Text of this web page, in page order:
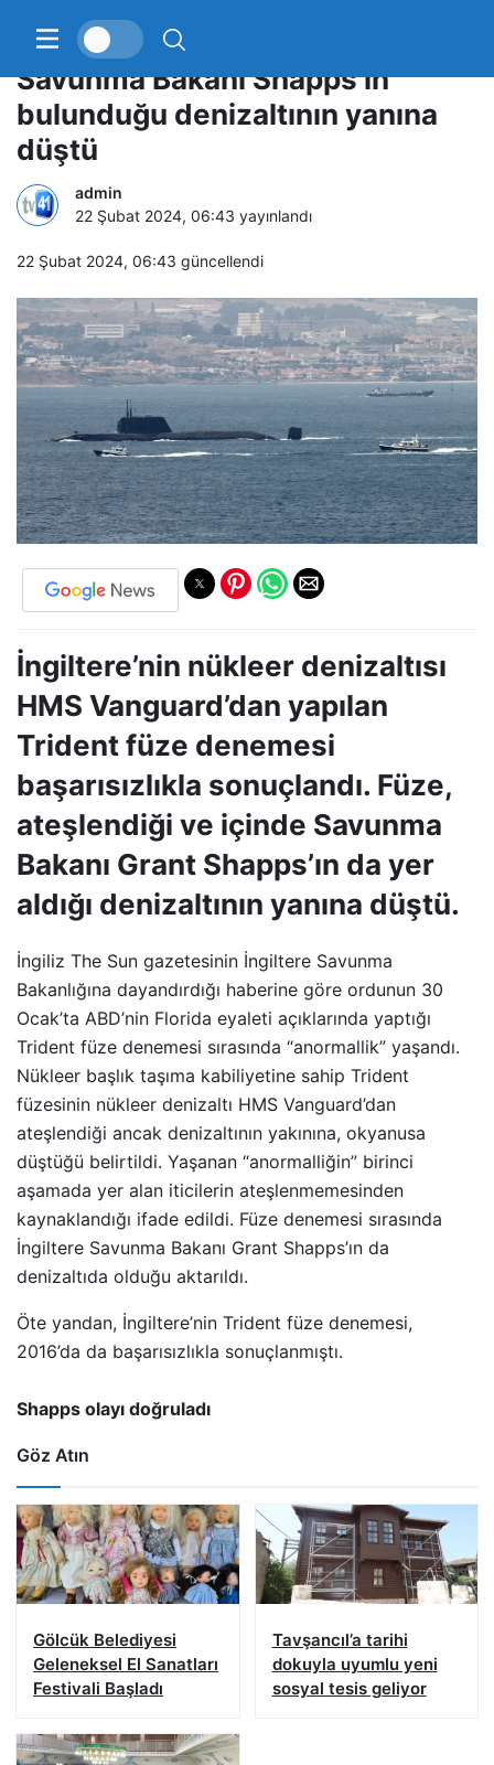
İngiltere’nin test ettiği füze,
Savunma Bakanı Shapps’ın
bulunduğu denizaltının yanına
düştü
admin
22 Şubat 2024, 06:43 yayınlandı
22 Şubat 2024, 06:43 güncellendi
İngiltere’nin nükleer denizaltısı
HMS Vanguard’dan yapılan
Trident füze denemesi
başarısızlıkla sonuçlandı. Füze,
ateşlendiği ve içinde Savunma
Bakanı Grant Shapps’ın da yer
aldığı denizaltının yanına düştü.
İngiliz The Sun gazetesinin İngiltere Savunma
Bakanlığına dayandırdığı haberine göre ordunun 30
Ocak’ta ABD’nin Florida eyaleti açıklarında yaptığı
Trident füze denemesi sırasında “anormallik” yaşandı.
Nükleer başlık taşıma kabiliyetine sahip Trident
füzesinin nükleer denizaltı HMS Vanguard’dan
ateşlendiği ancak denizaltının yakınına, okyanusa
düştüğü belirtildi. Yaşanan “anormalliğin” birinci
aşamada yer alan iticilerin ateşlenmemesinden
kaynaklandığı ifade edildi. Füze denemesi sırasında
İngiltere Savunma Bakanı Grant Shapps’ın da
denizaltıda olduğu aktarıldı.
Öte yandan, İngiltere’nin Trident füze denemesi,
2016’da da başarısızlıkla sonuçlanmıştı.
Shapps olayı doğruladı
Göz Atın
Gölcük Belediyesi
Geleneksel El Sanatları
Festivali Başladı
Tavşancıl’a tarihi
dokuyla uyumlu yeni
sosyal tesis geliyor